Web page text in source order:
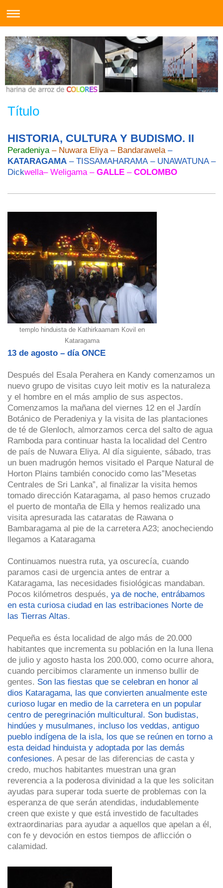
Título
HISTORIA, CULTURA Y BUDISMO. II
Peradeniya – Nuwara Eliya – Bandarawela –
KATARAGAMA – TISSAMAHARAMA – UNAWATUNA –
Dickwella– Weligama – GALLE – COLOMBO
templo hinduista de Kathirkaamam Kovil en
Kataragama
13 de agosto – día ONCE
Después del Esala Perahera en Kandy comenzamos un
nuevo grupo de visitas cuyo leit motiv es la naturaleza
y el hombre en el más amplio de sus aspectos.
Comenzamos la mañana del viernes 12 en el Jardín
Botánico de Peradeniya y la visita de las plantaciones
de té de Glenloch, almorzamos cerca del salto de agua
Ramboda para continuar hasta la localidad del Centro
de país de Nuwara Eliya. Al día siguiente, sábado, tras
un buen madrugón hemos visitado el Parque Natural de
Horton Plains también conocido como las”Mesetas
Centrales de Sri Lanka”, al finalizar la visita hemos
tomado dirección Kataragama, al paso hemos cruzado
el puerto de montaña de Ella y hemos realizado una
visita apresurada las cataratas de Rawana o
Bambaragama al pie de la carretera A23; anocheciendo
llegamos a Kataragama
Continuamos nuestra ruta, ya oscurecía, cuando
paramos casi de urgencia antes de entrar a
Kataragama, las necesidades fisiológicas mandaban.
Pocos kilómetros después, ya de noche, entrábamos
en esta curiosa ciudad en las estribaciones Norte de
las Tierras Altas.
Pequeña es ésta localidad de algo más de 20.000
habitantes que incrementa su población en la luna llena
de julio y agosto hasta los 200.000, como ocurre ahora,
cuando percibimos claramente un inmenso bullir de
gentes. Son las fiestas que se celebran en honor al
dios Kataragama, las que convierten anualmente este
curioso lugar en medio de la carretera en un popular
centro de peregrinación multicultural. Son budistas,
hindúes y musulmanes, incluso los veddas, antiguo
pueblo indígena de la isla, los que se reúnen en torno a
esta deidad hinduista y adoptada por las demás
confesiones. A pesar de las diferencias de casta y
credo, muchos habitantes muestran una gran
reverencia a la poderosa divinidad a la que les solicitan
ayudas para superar toda suerte de problemas con la
esperanza de que serán atendidas, indudablemente
creen que existe y que está investido de facultades
extraordinarias para ayudar a aquellos que apelan a él,
con fe y devoción en estos tiempos de aflicción o
calamidad.